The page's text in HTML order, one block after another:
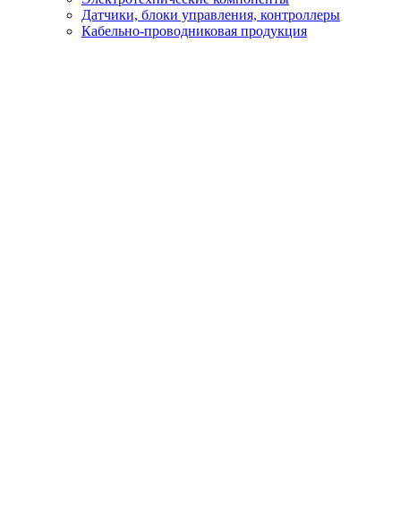
Датчики, блоки управления, контроллеры
Кабельно-проводниковая продукция